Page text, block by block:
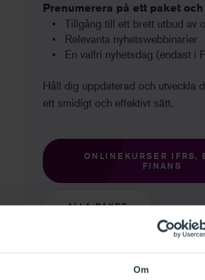
Om
Prenumerera på ett paket och
Tillgång till ett brett utbud av
Relevanta nyhetswebbinarier
En valfri nyhetsdag (endast i
Håll dig uppdaterad och utveckla
ett smidigt och effektivt sätt.
ONLINEKURSER IFRS,
FINANS
ALLA PAKET